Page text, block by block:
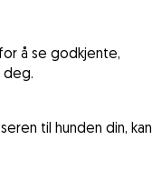
å se godkjente,
deg.
til hunden din, kan